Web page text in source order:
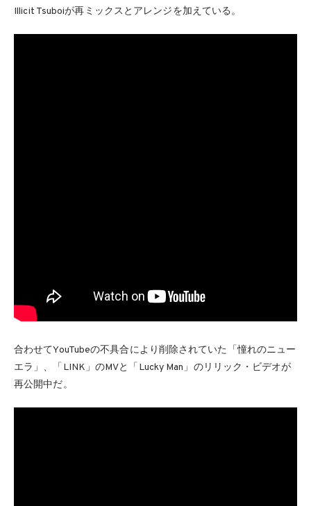
Illicit Tsuboiが再ミックスとアレンジを加えている。
合わせてYouTubeの不具合により削除されていた「憧れのニュー
エラ」、「LINK」のMVと「Lucky Man」のリリック・ビデオが
再公開中だ。